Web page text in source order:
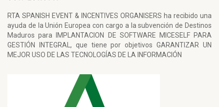
RTA SPANISH EVENT & INCENTIVES ORGANISERS ha recibido una
ayuda de la Unión Europea con cargo a la subvención de Destinos
Maduros para IMPLANTACION DE SOFTWARE MICESELF PARA
GESTIÓN INTEGRAL, que tiene por objetivos GARANTIZAR UN
MEJOR USO DE LAS TECNOLOGÍAS DE LA INFORMACIÓN